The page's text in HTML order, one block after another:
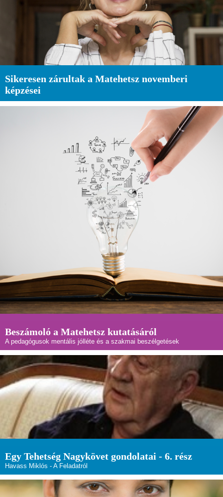
Sikeresen zárultak a Matehetsz novemberi
képzései
Beszámoló a Matehetsz kutatásáról
A pedagógusok mentális jólléte és a szakmai beszélgetések
Egy Tehetség Nagykövet gondolatai - 6. rész
Havass Miklós - A Feladatról